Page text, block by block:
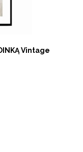
Vintage